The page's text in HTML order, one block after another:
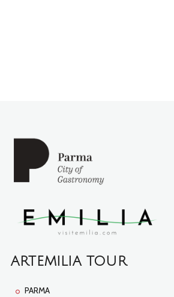
ARTEMILIA TOUR
PARMA